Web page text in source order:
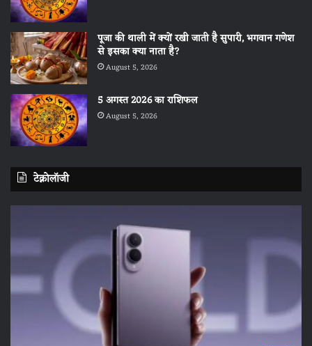
पूजा की थाली में क्यों रखी जाती है सुपारी, भगवान गणेश
से इसका क्या नाता है?
August 5, 2026
5 अगस्त 2026 का राशिफल
August 5, 2026
टेक्नोलॉजी